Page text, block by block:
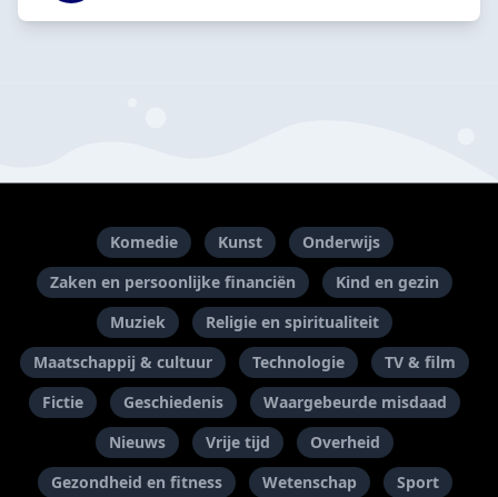
Komedie Kunst
Onderwijs
Zaken en persoonlijke financiën
Kind en gezin
Muziek
Religie en spiritualiteit
Maatschappij & cultuur
Technologie
TV & film
Fictie
Geschiedenis
Waargebeurde misdaad
Nieuws
Vrije tijd
Overheid
Gezondheid en fitness
Wetenschap Sport